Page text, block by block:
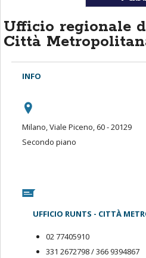
Ufficio regionale
Città
INFO
Milano, Viale Piceno, 60 - 20129
Secondo piano
UFFICIO RUNTS - CITTÀ
02 77405910
331 2672798 / 366 9394867